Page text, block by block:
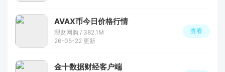
AVAX币今日价格行情
理财网购 / 382.1M
26-05-22 更新
查看
金十数据财经客户端